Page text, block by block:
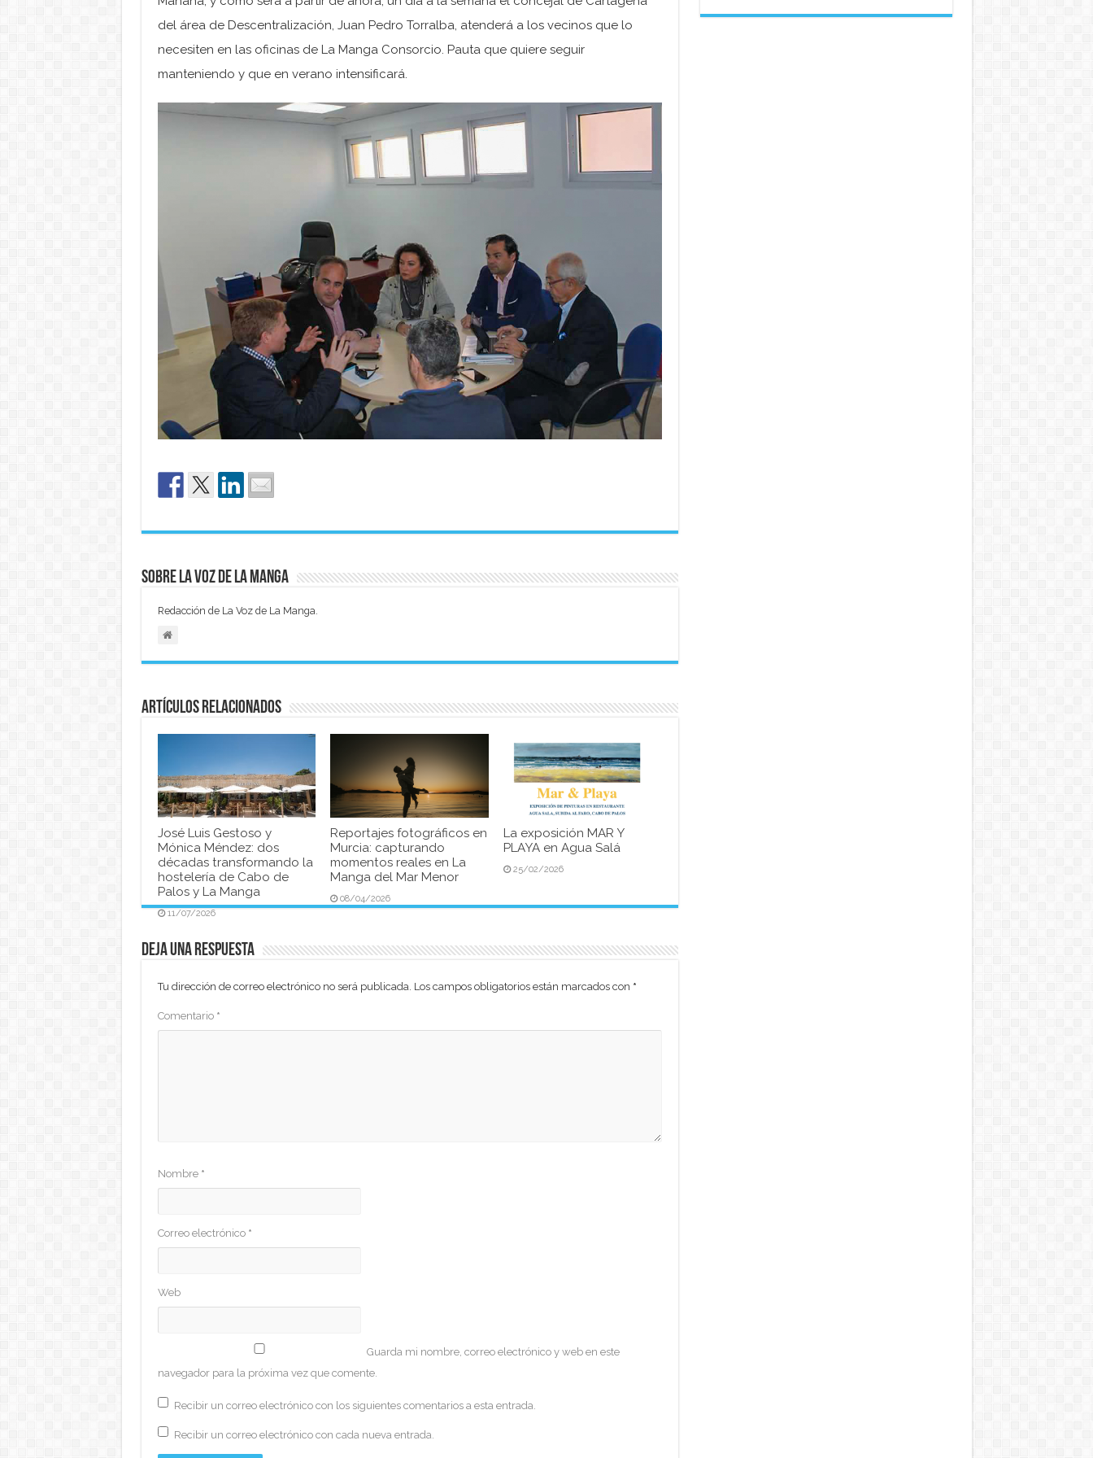
del área de Descentralización, Juan Pedro Torralba, atenderá a los vecinos que lo
necesiten en las oficinas de La Manga Consorcio. Pauta que quiere seguir
manteniendo y que en verano intensificará.
Sobre La Voz de La Manga
Redacción de La Voz de La Manga.
Artículos relacionados
José Luis Gestoso y
Mónica Méndez: dos
décadas transformando la
hostelería de Cabo de
Palos y La Manga
11/07/2026
Reportajes fotográficos en
Murcia: capturando
momentos reales en La
Manga del Mar Menor
08/04/2026
La exposición MAR Y
PLAYA en Agua Salá
25/02/2026
Deja una respuesta
Tu dirección de correo electrónico no será publicada. Los campos obligatorios están marcados con *
Comentario *
Nombre *
Correo electrónico *
Web
Guarda mi nombre, correo electrónico y web en este
navegador para la próxima vez que comente.
Recibir un correo electrónico con los siguientes comentarios a esta entrada.
Recibir un correo electrónico con cada nueva entrada.